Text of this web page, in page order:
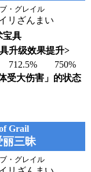
・グレイル
リざんまい
宝具
升级效果提升>
712.5%
750%
受大伤害」的状态
Grail
丽三昧
・グレイル